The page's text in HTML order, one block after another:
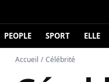
PEOPLE SPORT ELLE
Accueil / Célébrité